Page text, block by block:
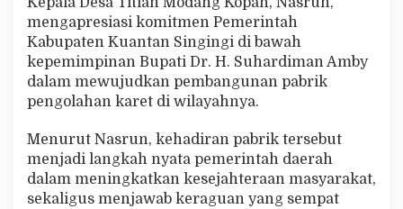
m
i
t
e
n
B
p
t
i
M
mengapresiasi komitmen Pemerintah
Kabupaten Kuantan Singingi di bawah
kepemimpinan Bupati Dr. H. Suhardiman Amby
dalam mewujudkan pembangunan pabrik
pengolahan karet di wilayahnya.
Menurut Nasrun, kehadiran pabrik tersebut
menjadi langkah nyata pemerintah daerah
dalam meningkatkan kesejahteraan masyarakat,
sekaligus menjawab keraguan yang sempat